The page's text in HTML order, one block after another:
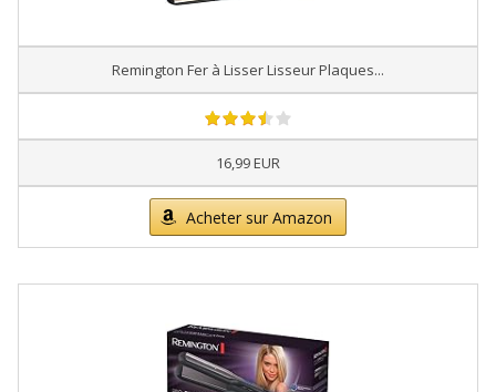
Remington Fer à Lisser Lisseur Plaques...
16,99 EUR
Acheter sur Amazon